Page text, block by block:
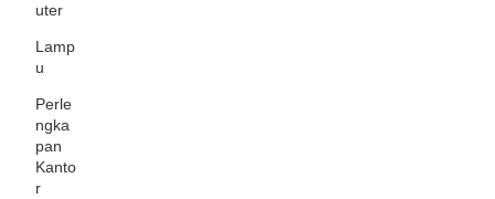
uter
Lamp
u
Perle
ngka
pan
Kanto
r